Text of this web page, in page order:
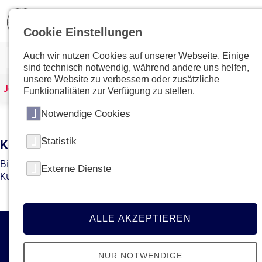
Johanniter Österreich Kurse & Ausbildungen
Kein Kurs mit dieser ID gefunden
Bitte gehen Sie zur Übersichtsseite
Kurs bzw. die gewünschte Ausbildung zu finden.
Cookie Einstellungen
Auch wir nutzen Cookies auf unserer Webseite. Einige
sind technisch notwendig, während andere uns helfen,
unsere Website zu verbessern oder zusätzliche
Funktionalitäten zur Verfügung zu stellen.
Notwendige Cookies
Statistik
Externe Dienste
ALLE AKZEPTIEREN
NUR NOTWENDIGE